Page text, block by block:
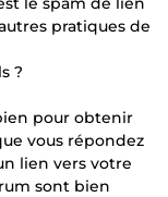
pratiques de
?
pour obtenir
vous répondez
lien vers votre
sont bien